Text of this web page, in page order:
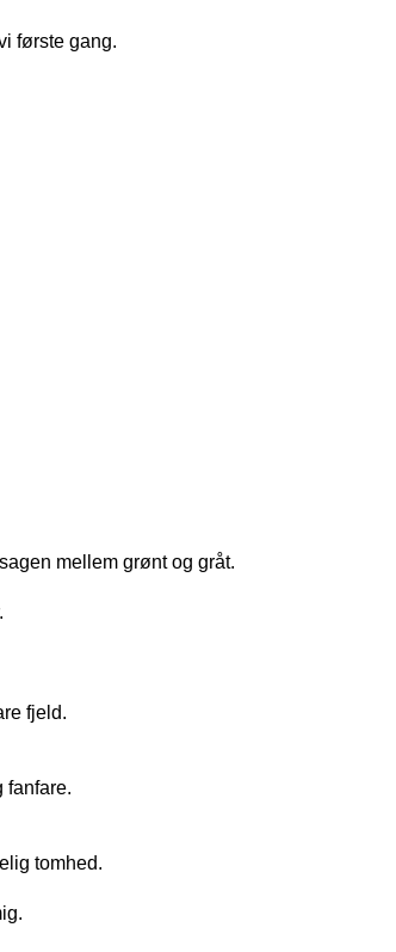
første gang.
mellem grønt og gråt.
fjeld.
fanfare.
tomhed.